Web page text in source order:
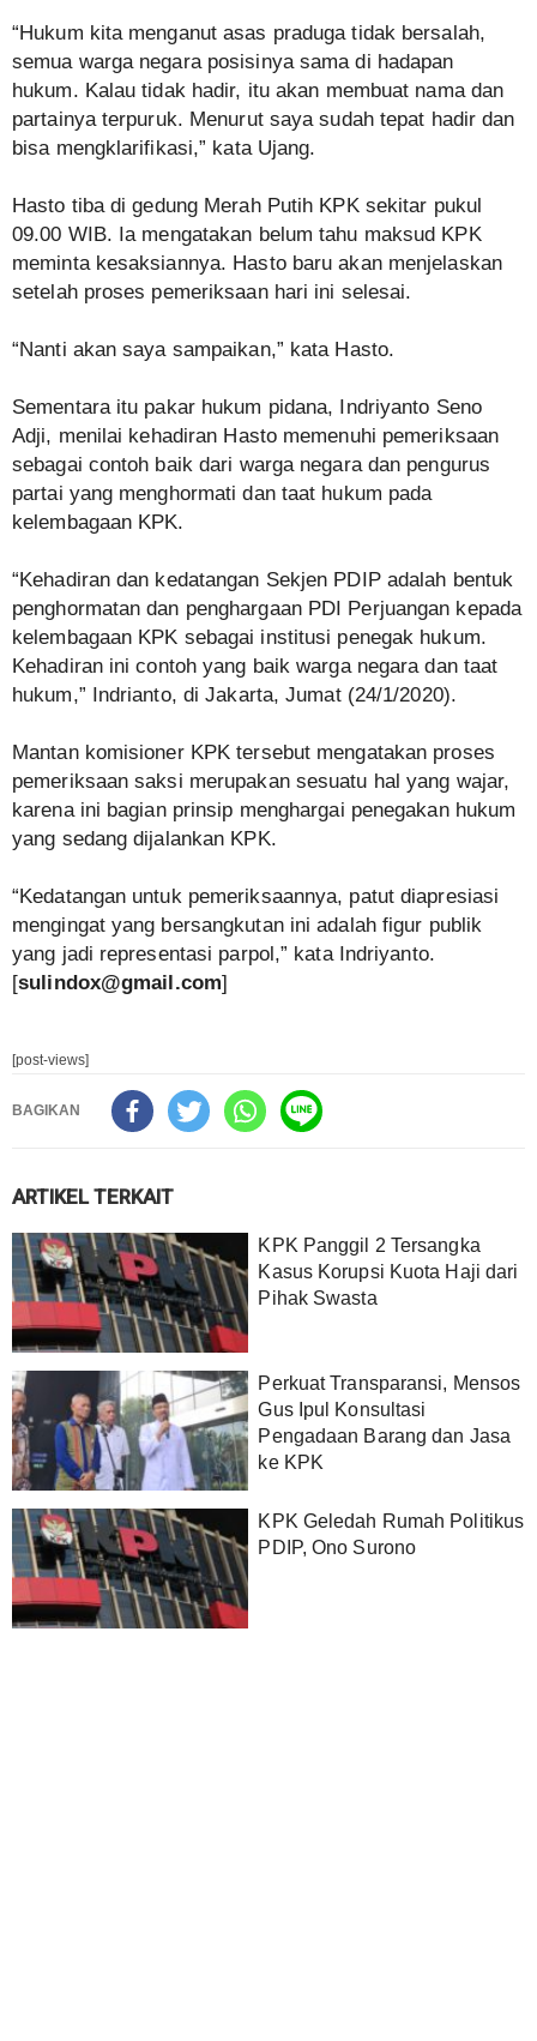
“Hukum kita menganut asas praduga tidak bersalah,
semua warga negara posisinya sama di hadapan
hukum. Kalau tidak hadir, itu akan membuat nama dan
partainya terpuruk. Menurut saya sudah tepat hadir dan
bisa mengklarifikasi,” kata Ujang.
Hasto tiba di gedung Merah Putih KPK sekitar pukul
09.00 WIB. Ia mengatakan belum tahu maksud KPK
meminta kesaksiannya. Hasto baru akan menjelaskan
setelah proses pemeriksaan hari ini selesai.
“Nanti akan saya sampaikan,” kata Hasto.
Sementara itu pakar hukum pidana, Indriyanto Seno
Adji, menilai kehadiran Hasto memenuhi pemeriksaan
sebagai contoh baik dari warga negara dan pengurus
partai yang menghormati dan taat hukum pada
kelembagaan KPK.
“Kehadiran dan kedatangan Sekjen PDIP adalah bentuk
penghormatan dan penghargaan PDI Perjuangan kepada
kelembagaan KPK sebagai institusi penegak hukum.
Kehadiran ini contoh yang baik warga negara dan taat
hukum,” Indrianto, di Jakarta, Jumat (24/1/2020).
Mantan komisioner KPK tersebut mengatakan proses
pemeriksaan saksi merupakan sesuatu hal yang wajar,
karena ini bagian prinsip menghargai penegakan hukum
yang sedang dijalankan KPK.
“Kedatangan untuk pemeriksaannya, patut diapresiasi
mengingat yang bersangkutan ini adalah figur publik
yang jadi representasi parpol,” kata Indriyanto.
[sulindox@gmail.com]
[post-views]
BAGIKAN
ARTIKEL TERKAIT
KPK Panggil 2 Tersangka
Kasus Korupsi Kuota Haji dari
Pihak Swasta
Perkuat Transparansi, Mensos
Gus Ipul Konsultasi
Pengadaan Barang dan Jasa
ke KPK
KPK Geledah Rumah Politikus
PDIP, Ono Surono